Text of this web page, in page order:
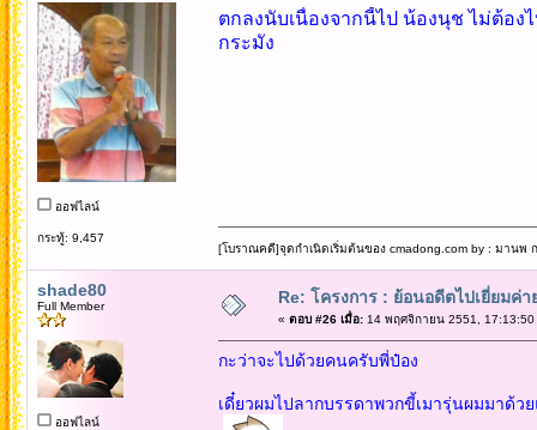
ออฟไลน์
กระทู้: 9,457
ตกลงนับเนื่องจากนี้ไป น้องนุช ไม่ต้อง
กระมัง
[โบราณคดี]จุดกำเนิดเริ่มต้นของ cmadong.com by : มานพ
shade80
Full Member
ออฟไลน์
Re: โครงการ : ย้อนอดีตไปเยี่ยมค่
« ตอบ #26 เมื่อ:14 พฤศจิกายน 2551, 17:13:50
กะว่าจะไปด้วยคนครับพี่ป๋อง
เดี๋ยวผมไปลากบรรดาพวกขี้เมารุ่นผมมาด้ว